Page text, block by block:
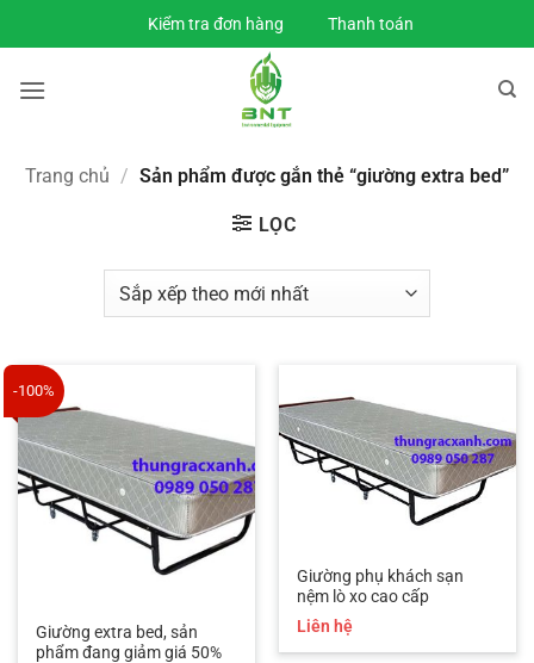
qua
dung
Kiểm tra đơn hàng Thanh toán
Trang chủ / Sản phẩm được gắn thẻ “giường extra bed”
LỌC
-100%
Giường extra bed, sản
phẩm đang giảm giá 50%
Giường phụ khách sạn
nệm lò xo cao cấp
Liên hệ